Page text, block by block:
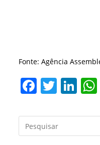
Fonte: Agência
F
c
e
T
itt
er
Li
k
e